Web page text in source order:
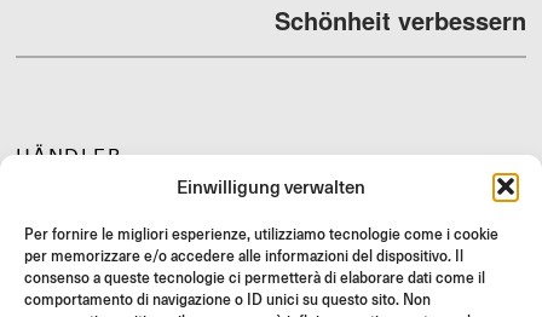
Einwilligung verwalten
Per fornire le migliori esperienze, utilizziamo tecnologie come i cookie
per memorizzare e/o accedere alle informazioni del dispositivo. Il
consenso a queste tecnologie ci permetterà di elaborare dati come il
comportamento di navigazione o ID unici su questo sito. Non
Schönheit verbessern
HÄNDLER
SUPPORT & FAQ
RÜCKGABE
MONTAGEANLEITUNG
GIFT CARD